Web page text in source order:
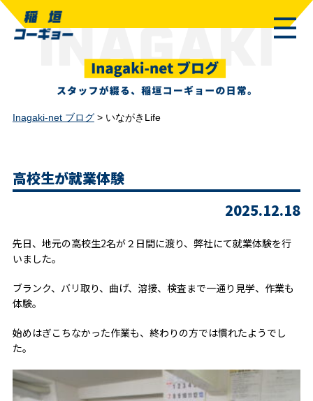
Inagaki-net ブログ> いながきLife
高校生が就業体験
2025.12.18
先日、地元の高校生2名が２日間に渡り、弊社にて就業体験を行
いました。
ブランク、バリ取り、曲げ、溶接、検査まで一通り見学、作業も
体験。
始めはぎこちなかった作業も、終わりの方では慣れたようでし
た。